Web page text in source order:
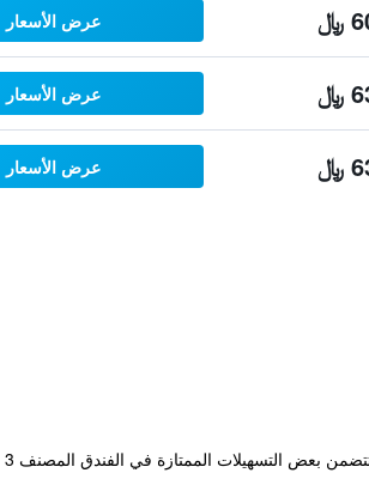
﷼ عرض الأسعار
﷼ عرض الأسعار
﷼ عرض الأسعار